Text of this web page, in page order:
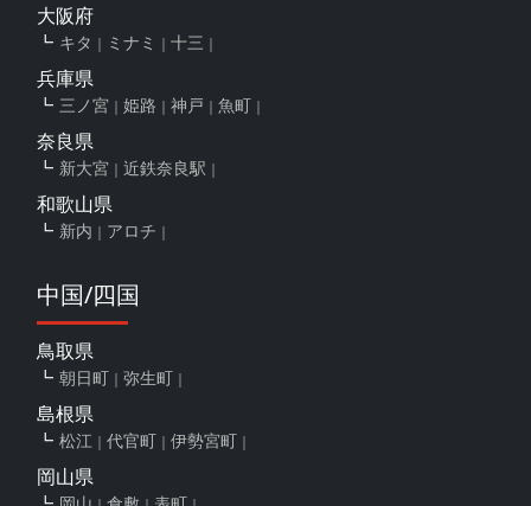
大阪府
キタ ミナミ 十三
兵庫県
三ノ宮 姫路 神戸 魚町
奈良県
新大宮 近鉄奈良駅
和歌山県
新内 アロチ
中国/四国
鳥取県
朝日町 弥生町
島根県
松江 代官町 伊勢宮町
岡山県